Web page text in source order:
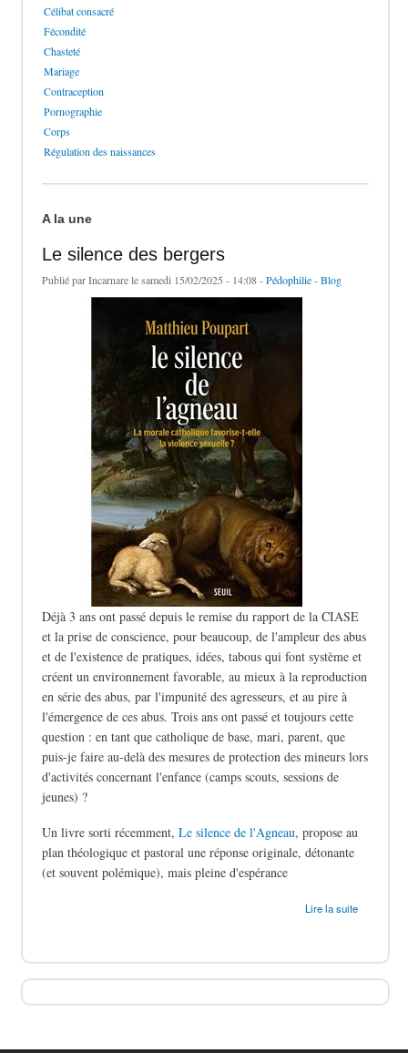
Célibat consacré
Fécondité
Chasteté
Mariage
Contraception
Pornographie
Corps
Régulation des naissances
A la une
Le silence des bergers
Publié parIncarnarele samedi 15/02/2025 - 14:08 -Pédophilie-Blog
Déjà 3 ans ont passé depuis le remise du rapport de la CIASE
et la prise de conscience, pour beaucoup, de l'ampleur des abus
et de l'existence de pratiques, idées, tabous qui font système et
créent un environnement favorable, au mieux à la reproduction
en série des abus, par l'impunité des agresseurs, et au pire à
l'émergence de ces abus. Trois ans ont passé et toujours cette
question : en tant que catholique de base, mari, parent, que
puis-je faire au-delà des mesures de protection des mineurs lors
d'activités concernant l'enfance (camps scouts, sessions de
jeunes) ?
Un livre sorti récemment, Le silence de l'Agneau, propose au
plan théologique et pastoral une réponse originale, détonante
(et souvent polémique), mais pleine d'espérance
Lire la suite